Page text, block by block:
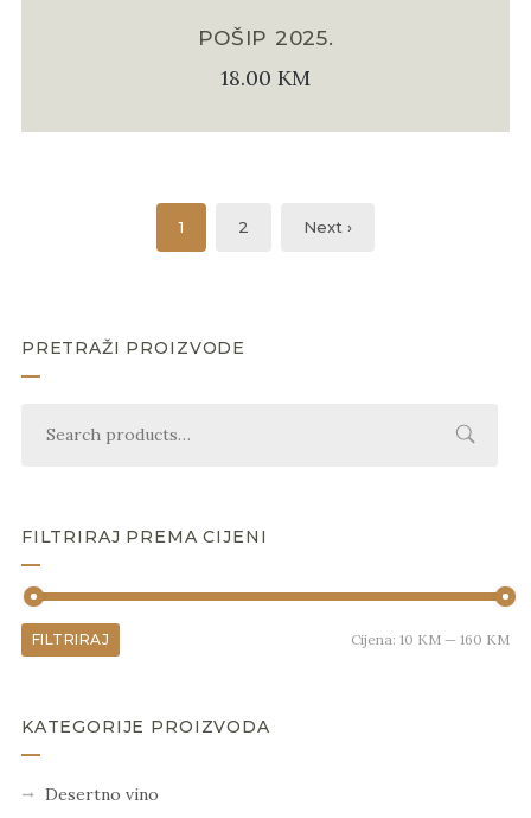
POŠIP 2025.
18.00 KM
1 2 Next ›
PRETRAŽI PROIZVODE
FILTRIRAJ PREMA CIJENI
FILTRIRAJ Cijena:10 KM —160 KM
KATEGORIJE PROIZVODA
Desertno vino